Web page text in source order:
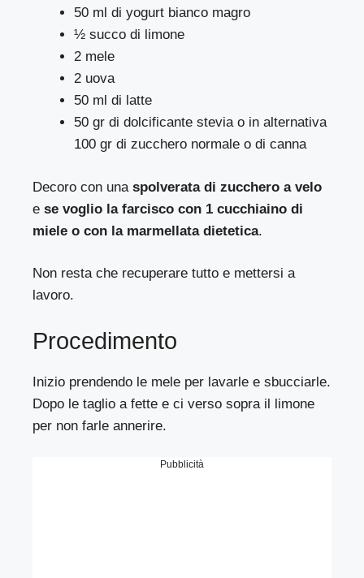
50 ml di yogurt bianco magro
½ succo di limone
2 mele
2 uova
50 ml di latte
50 gr di dolcificante stevia o in alternativa
100 gr di zucchero normale o di canna
Decoro con una spolverata di zucchero a velo
ese voglio la farcisco con 1 cucchiaino di
miele o con la marmellata dietetica.
Non resta che recuperare tutto e mettersi a
lavoro.
Procedimento
Inizio prendendo le mele per lavarle e sbucciarle.
Dopo le taglio a fette e ci verso sopra il limone
per non farle annerire.
Pubblicità